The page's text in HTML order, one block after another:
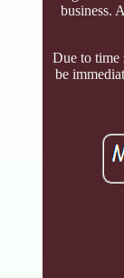
business.
Due to time
be